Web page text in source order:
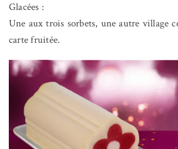
Glacées :
Une aux trois sorbets, une autre village
carte fruitée.